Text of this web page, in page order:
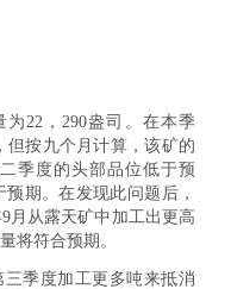
为22，290盎司。在本季
但按九个月计算，该矿的
季度的头部品位低于预
期。在发现此问题后，
月从露天矿中加工出更高
将符合预期。
三季度加工更多吨来抵消